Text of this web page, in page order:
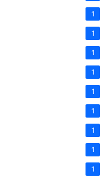
1
1
1
1
1
1
1
1
1